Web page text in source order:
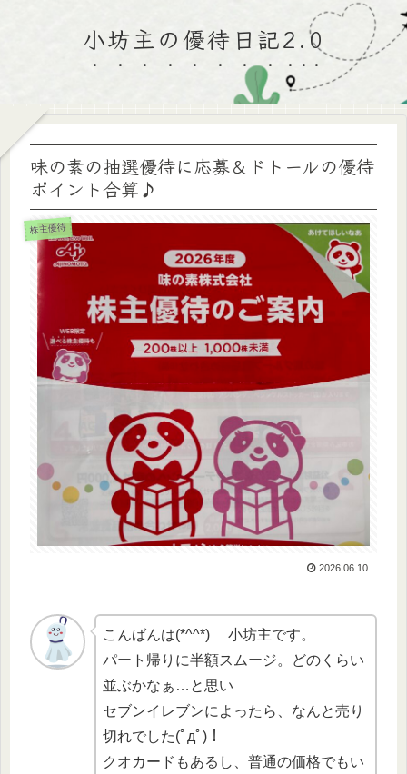
小坊主の優待日記2.0
味の素の抽選優待に応募＆ドトールの優待
ポイント合算♪
株主優待
2026.06.10
こんばんは(*^^*) 小坊主です。
パート帰りに半額スムージ。どのくらい
並ぶかなぁ…と思い
セブンイレブンによったら、なんと売り
切れでした(ﾟдﾟ)！
クオカードもあるし、普通の価格でもい